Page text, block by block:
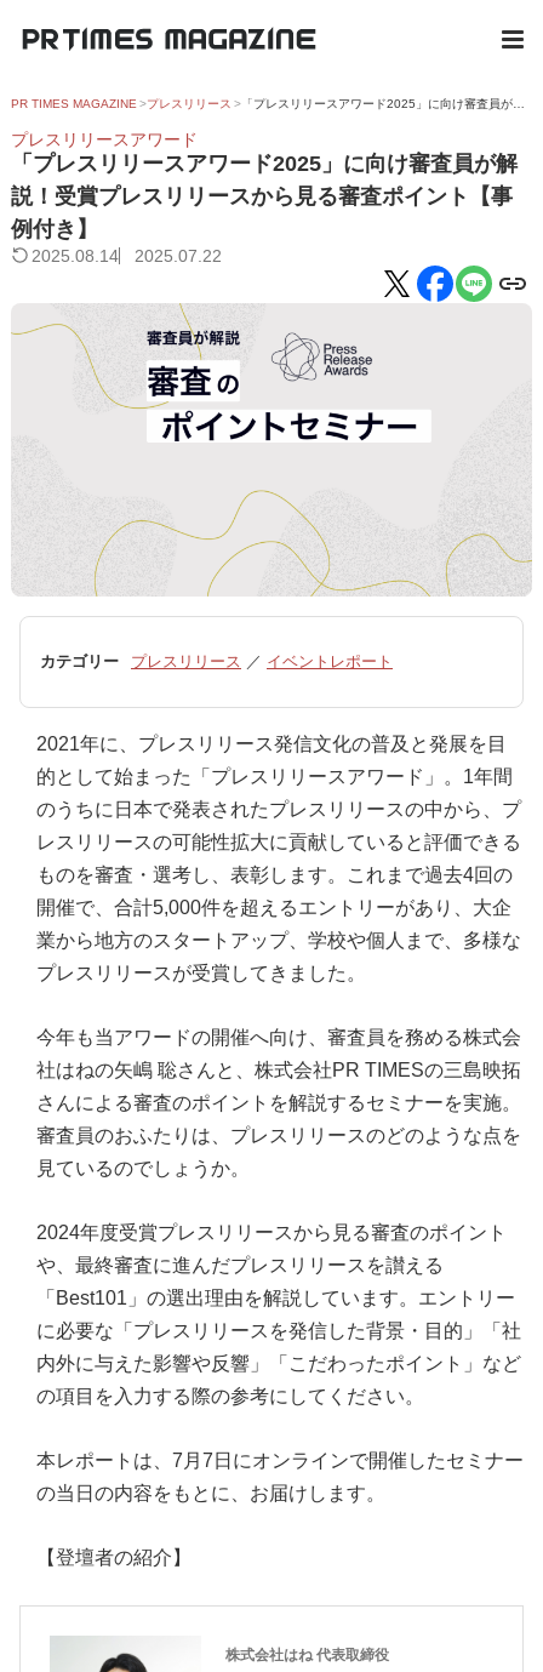
PR TIMES MAGAZINE プレスリリース 「プレスリリースアワード2025」に向け審査員が解説！受賞プレスリリースから見る審査ポイント【事例付き】
プレスリリースアワード
「プレスリリースアワード2025」に向け審査員が解
説！受賞プレスリリースから見る審査ポイント【事
例付き】
2025.08.14 2025.07.22
カテゴリー プレスリリース ／ イベントレポート
2021年に、プレスリリース発信文化の普及と発展を目
的として始まった「プレスリリースアワード」。1年間
のうちに日本で発表されたプレスリリースの中から、プ
レスリリースの可能性拡大に貢献していると評価できる
ものを審査・選考し、表彰します。これまで過去4回の
開催で、合計5,000件を超えるエントリーがあり、大企
業から地方のスタートアップ、学校や個人まで、多様な
プレスリリースが受賞してきました。
今年も当アワードの開催へ向け、審査員を務める株式会
社はねの矢嶋 聡さんと、株式会社PR TIMESの三島映拓
さんによる審査のポイントを解説するセミナーを実施。
審査員のおふたりは、プレスリリースのどのような点を
見ているのでしょうか。
2024年度受賞プレスリリースから見る審査のポイント
や、最終審査に進んだプレスリリースを讃える
「Best101」の選出理由を解説しています。エントリー
に必要な「プレスリリースを発信した背景・目的」「社
内外に与えた影響や反響」「こだわったポイント」など
の項目を入力する際の参考にしてください。
本レポートは、7月7日にオンラインで開催したセミナー
の当日の内容をもとに、お届けします。
【登壇者の紹介】
株式会社はね 代表取締役